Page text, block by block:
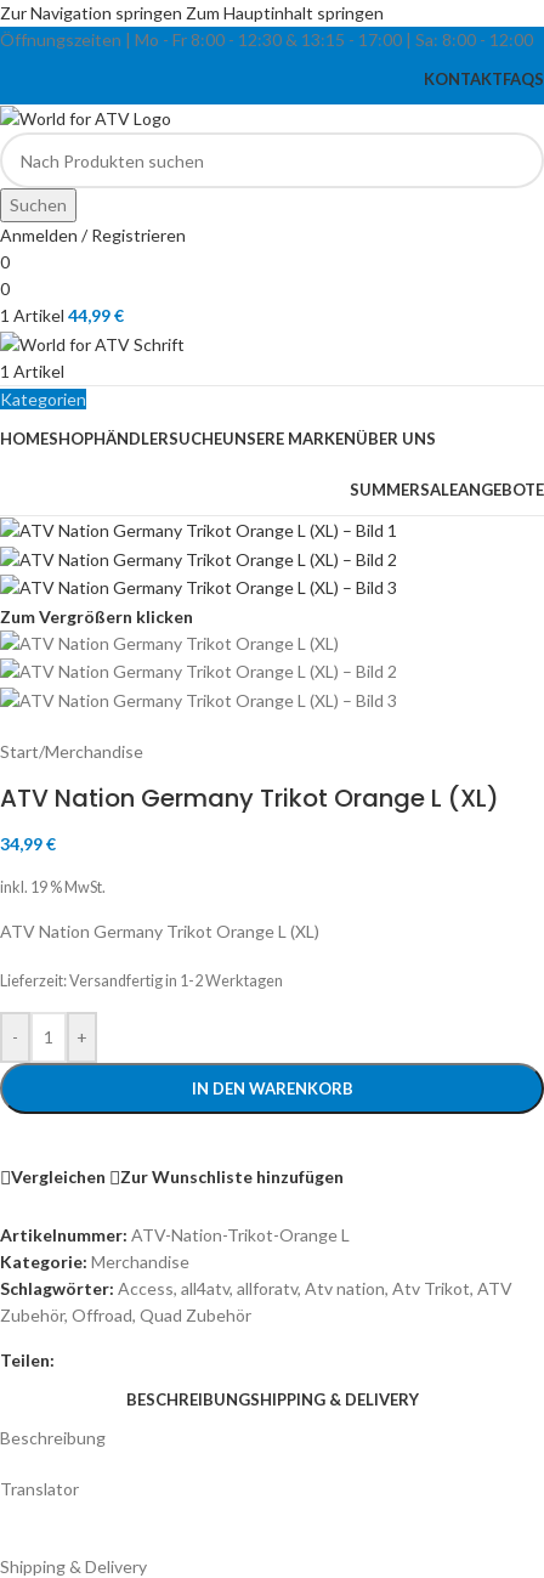
Zur Navigation springen Zum Hauptinhalt springen
Öffnungszeiten | Mo - Fr 8:00 - 12:30 & 13:15 - 17:00 | Sa: 8:00 - 12:00
KONTAKTFAQS
Suchen
Anmelden / Registrieren
0
0
1 Artikel 44,99€
1 Artikel
Kategorien
HOMESHOPHÄNDLERSUCHEUNSERE MARKENÜBER UNS
SUMMERSALEANGEBOTE
Zum Vergrößern klicken
Start/Merchandise
ATV Nation Germany Trikot Orange L (XL)
34,99€
inkl. 19 % MwSt.
ATV Nation Germany Trikot Orange L (XL)
Lieferzeit:Versandfertig in 1-2 Werktagen
- +
IN DEN WARENKORB
Vergleichen Zur Wunschliste hinzufügen
Artikelnummer: ATV-Nation-Trikot-Orange L
Kategorie: Merchandise
Schlagwörter: Access, all4atv, allforatv, Atv nation, Atv Trikot, ATV
Zubehör, Offroad, Quad Zubehör
Teilen:
BESCHREIBUNGSHIPPING & DELIVERY
Beschreibung
Translator
Shipping & Delivery